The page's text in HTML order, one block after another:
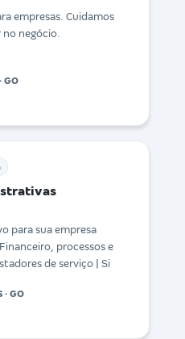
empresas. Cuidamos
negócio.
GO
para sua empresa
processos e
de serviço | Si
· GO